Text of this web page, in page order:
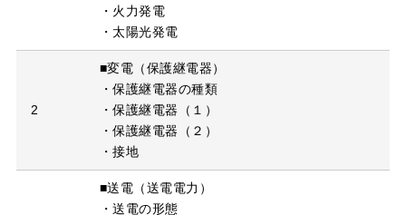
・火力発電
・太陽光発電
2
■変電（保護継電器）
・保護継電器の種類
・保護継電器（１）
・保護継電器（２）
・接地
■送電（送電電力）
・送電の形態